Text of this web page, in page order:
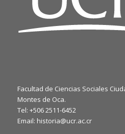
Facultad de Ciencias Sociales
Montes de Oca.
Tel: +506 2511-6452
Email: historia@ucr.ac.cr